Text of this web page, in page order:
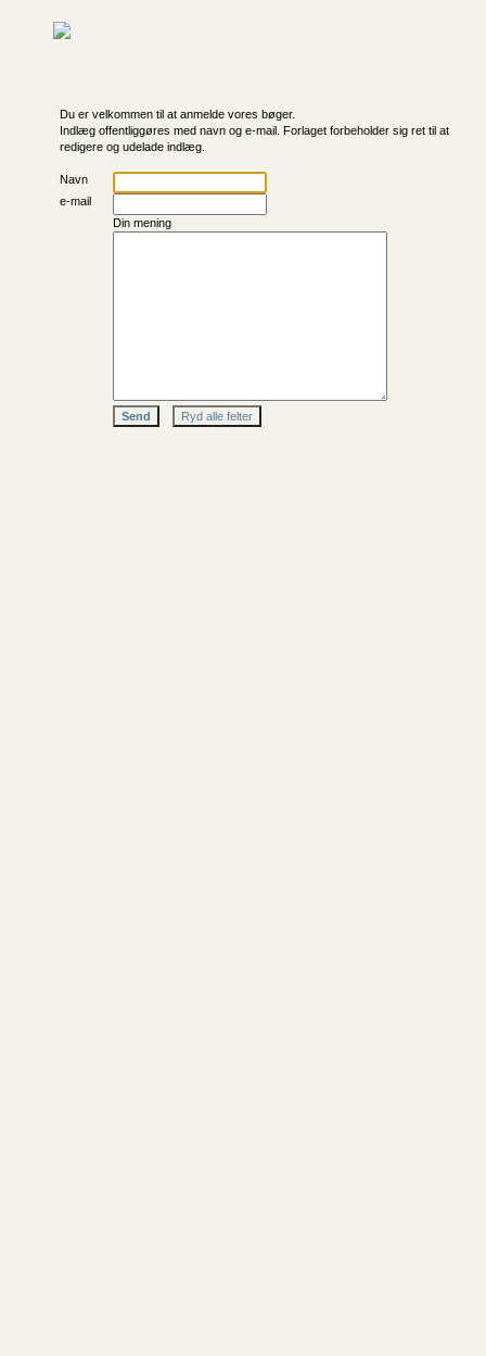
Du er velkommen til at anmelde vores bøger.
Indlæg offentliggøres med navn og e-mail. Forlaget forbeholder sig ret til at
redigere og udelade indlæg.
Navn
e-mail
Din mening